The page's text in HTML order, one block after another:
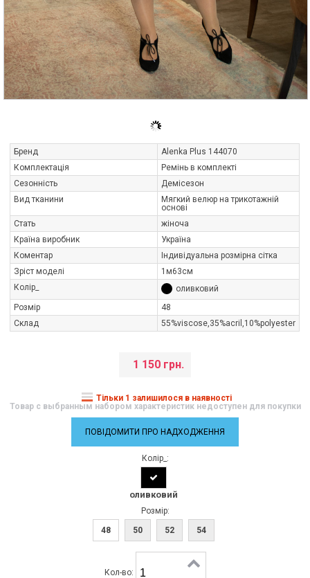
Бренд
Alenka Plus 144070
Комплектація
Ремінь в комплекті
Сезонність
Демісезон
Вид тканини
Мягкий велюр на трикотажній
основі
Стать
жіноча
Країна виробник
Україна
Коментар
Індивідуальна розмірна сітка
Зріст моделі
1м63см
Колір_
оливковий
Розмір
48
Склад
55%viscose,35%aсril,10%polуester
1 150 грн.
Тільки 1 залишилося в наявності
Товар с выбранным набором характеристик недоступен для покупки
ПОВІДОМИТИ ПРО НАДХОДЖЕННЯ
Колір_:
оливковий
Розмір:
48
50 52 54
Кол-во: